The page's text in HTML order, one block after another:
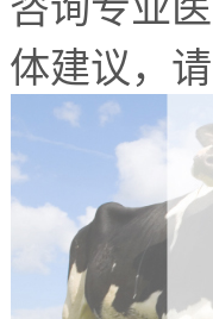
咨询专业
体建议，